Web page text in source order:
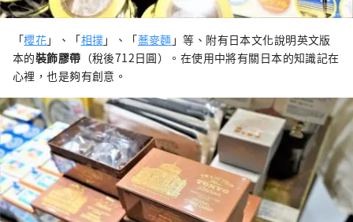
「櫻花 」、「相撲」、「蕎麥麵 」等、附有日本文化說明英文版
本的裝飾膠帶 （稅後712日圓）。在使用中將有關日本的知識記在
心裡，也是夠有創意。